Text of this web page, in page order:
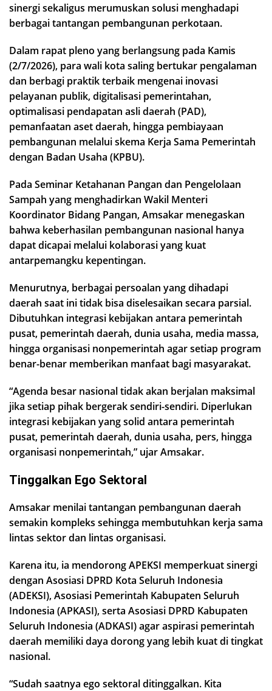
sinergi sekaligus merumuskan solusi menghadapi
berbagai tantangan pembangunan perkotaan.
Dalam rapat pleno yang berlangsung pada Kamis
(2/7/2026), para wali kota saling bertukar pengalaman
dan berbagi praktik terbaik mengenai inovasi
pelayanan publik, digitalisasi pemerintahan,
optimalisasi pendapatan asli daerah (PAD),
pemanfaatan aset daerah, hingga pembiayaan
pembangunan melalui skema Kerja Sama Pemerintah
dengan Badan Usaha (KPBU).
Pada Seminar Ketahanan Pangan dan Pengelolaan
Sampah yang menghadirkan Wakil Menteri
Koordinator Bidang Pangan, Amsakar menegaskan
bahwa keberhasilan pembangunan nasional hanya
dapat dicapai melalui kolaborasi yang kuat
antarpemangku kepentingan.
Menurutnya, berbagai persoalan yang dihadapi
daerah saat ini tidak bisa diselesaikan secara parsial.
Dibutuhkan integrasi kebijakan antara pemerintah
pusat, pemerintah daerah, dunia usaha, media massa,
hingga organisasi nonpemerintah agar setiap program
benar-benar memberikan manfaat bagi masyarakat.
“Agenda besar nasional tidak akan berjalan maksimal
jika setiap pihak bergerak sendiri-sendiri. Diperlukan
integrasi kebijakan yang solid antara pemerintah
pusat, pemerintah daerah, dunia usaha, pers, hingga
organisasi nonpemerintah,” ujar Amsakar.
Tinggalkan Ego Sektoral
Amsakar menilai tantangan pembangunan daerah
semakin kompleks sehingga membutuhkan kerja sama
lintas sektor dan lintas organisasi.
Karena itu, ia mendorong APEKSI memperkuat sinergi
dengan Asosiasi DPRD Kota Seluruh Indonesia
(ADEKSI), Asosiasi Pemerintah Kabupaten Seluruh
Indonesia (APKASI), serta Asosiasi DPRD Kabupaten
Seluruh Indonesia (ADKASI) agar aspirasi pemerintah
daerah memiliki daya dorong yang lebih kuat di tingkat
nasional.
“Sudah saatnya ego sektoral ditinggalkan. Kita